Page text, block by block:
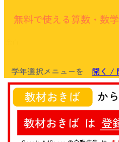
無料で使える算数・数
学年選択メニューを 開く /